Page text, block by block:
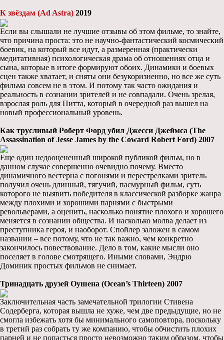
К звёздам (Ad Astra) 2019
Если вы слышали не лучшие отзывы об этом фильме, то знайте,
что причина проста: это не научно-фантастический космический
боевик, на который все идут, а размеренная (практически
медитативная) психологическая драма об отношениях отца и
сына, которые в итоге формируют обоих. Динамики и боевых
сцен также хватает, и сняты они безукоризненно, но все же суть
фильма совсем не в этом. И потому так часто ожидания и
реальность в сознании зрителей и не совпадали. Очень зрелая,
взрослая роль для Питта, который в очередной раз вышел на
новый профессиональный уровень.
Как трусливый Роберт Форд убил Джесси Джеймса (The
Assassination of Jesse James by the Coward Robert Ford) 2007
Еще один недооцененный широкой публикой фильм, но в
данном случае совершенно очевидно почему. Вместо
динамичного вестерна с погонями и перестрелками зритель
получил очень длинный, тягучий, пасмурный фильм, суть
которого не выявить победителя в классической разборке жанра
между плохими и хорошими парнями с быстрыми
револьверами, а оценить, насколько понятие плохого и хорошего
меняется в сознании общества. И насколько молва делает из
преступника героя, и наоборот. Спойлер заложен в самом
названии – все потому, что не так важно, чем конкретно
закончилось повествование. Дело в том, какие мысли оно
поселяет в голове смотрящего. Иными словами, Эндрю
Доминик простых фильмов не снимает.
Тринадцать друзей Оушена (Ocean’s Thirteen) 2007
Заключительная часть замечательной трилогии Стивена
Содерберга, которая вышла не хуже, чем две предыдущие, но не
смогла избежать хотя бы минимального самоповтора, поскольку
в третий раз собрать ту же компанию, чтобы обчистить плохих
парней и не попасться просто невозможно таким образом, чтобы